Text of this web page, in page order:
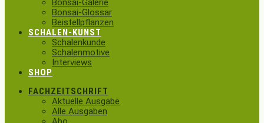
Bonsai-Galerie
Bonsai-Glossar
Beistellpflanzen
SCHALEN-KUNST
Schalenkunde
Schalenmotive
Interviews
SHOP
FACHZEITSCHRIFT
Aktuelle Ausgabe
Alle Ausgaben